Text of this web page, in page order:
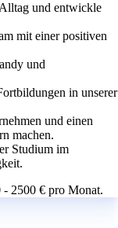
und entwickle
mit einer positiven
und
in unserer
und einen
machen.
Studium im
- 2500 € pro Monat.